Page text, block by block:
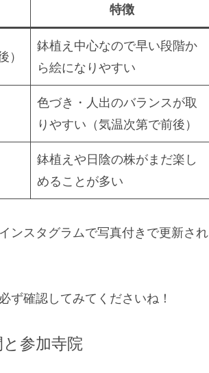
特徴
）
鉢植え中心なので早い段階か
ら絵になりやすい
色づき・人出のバランスが取
りやすい（気温次第で前後）
鉢植えや日陰の株がまだ楽し
めることが多い
ンスタグラムで写真付きで更新され
ず確認してみてくださいね！
と参加寺院